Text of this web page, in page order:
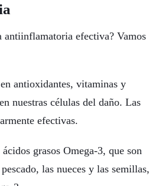
antiinflamatoria efectiva? Vamos
antioxidantes, vitaminas y
nuestras células del daño. Las
efectivas.
grasos Omega-3, que son
las nueces y las semillas,